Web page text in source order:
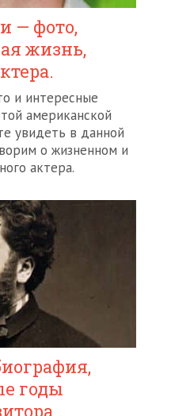
— фото,
жизнь,
и интересные
американской
увидеть в данной
о жизненном и
актера.
годы